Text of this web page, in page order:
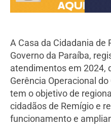
A Casa da Cidadania de
Governo da Paraíba,
atendimentos em 2024,
Gerência Operacional
tem o objetivo de
cidadãos de Remígio e
funcionamento e